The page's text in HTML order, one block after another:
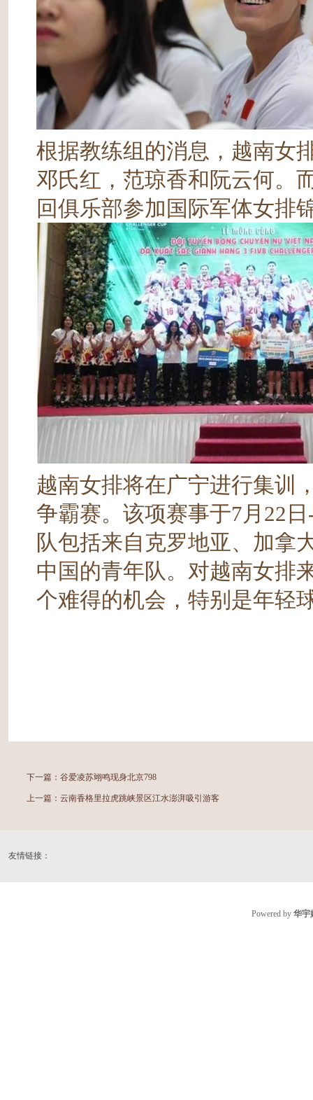
根据教练组的消息，越南女
邓氏红，范琼香和阮云何。
回俱乐部参加国际军体女排
越南女排将在广宁进行集训
争霸赛。该项赛事于7月22
队包括来自克罗地亚、加拿
中国的青年队。对越南女排
个难得的机会，特别是年轻
下一篇： 谷爱凌苏翊鸣现身北京798
上一篇： 云南香格里拉虎跳峡景区江水澎湃吸引游客
友情链接：
Powered by 华宇